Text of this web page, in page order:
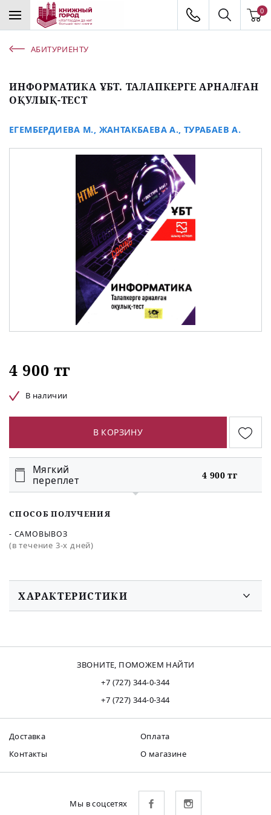
0
АБИТУРИЕНТУ
ИНФОРМАТИКА ҰБТ. ТАЛАПКЕРГЕ АРНАЛҒАН
ОҚУЛЫҚ-ТЕСТ
ЕГЕМБЕРДИЕВА М. ЖАНТАКБАЕВА А. ТУРАБАЕВ А.
4 900 тг
В наличии
В КОРЗИНУ
Мягкий
переплет
4 900 тг
СПОСОБ ПОЛУЧЕНИЯ
- САМОВЫВОЗ
(в течение 3-х дней)
ХАРАКТЕРИСТИКИ
ЗВОНИТЕ, ПОМОЖЕМ НАЙТИ
+7 (727) 344-0-344
+7 (727) 344-0-344
Доставка
Оплата
Контакты
О магазине
Мы в соцсетях